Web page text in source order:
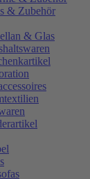
& Zubehör
& Glas